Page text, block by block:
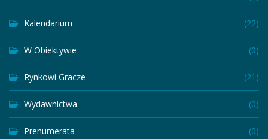
Kalendarium (22)
W Obiektywie (0)
Rynkowi Gracze (21)
Wydawnictwa (0)
Prenumerata (0)